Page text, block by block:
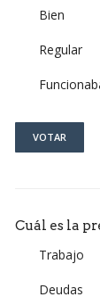
Bien
Regular
VOTAR
Cuál es la
Trabajo
Deudas